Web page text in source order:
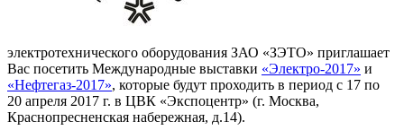
электротехнического оборудования ЗАО «ЗЭТО» приглашает
Вас посетить Международные выставки «Электро-2017» и
«Нефтегаз-2017», которые будут проходить в период с 17 по
20 апреля 2017 г. в ЦВК «Экспоцентр» (г. Москва,
Краснопресненская набережная, д.14).